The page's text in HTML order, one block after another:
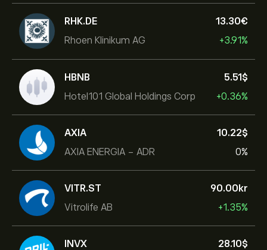
RHK.DE
Rhoen Klinikum AG
13.30‎€‎
+3.91%
HBNB
Hotel101 Global Holdings Corp
5.51‎$‎
+0.36%
AXIA
AXIA ENERGIA - ADR
10.22‎$‎
0%
VITR.ST
Vitrolife AB
90.00‎kr‎
+1.35%
INVX
28.10‎$‎